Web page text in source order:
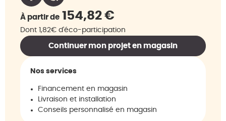
À partir de 154,82 €
Dont 1,82€ d'éco-participation
Continuer mon projet en magasin
Nos services
Financement en magasin
Livraison et installation
Conseils personnalisé en magasin